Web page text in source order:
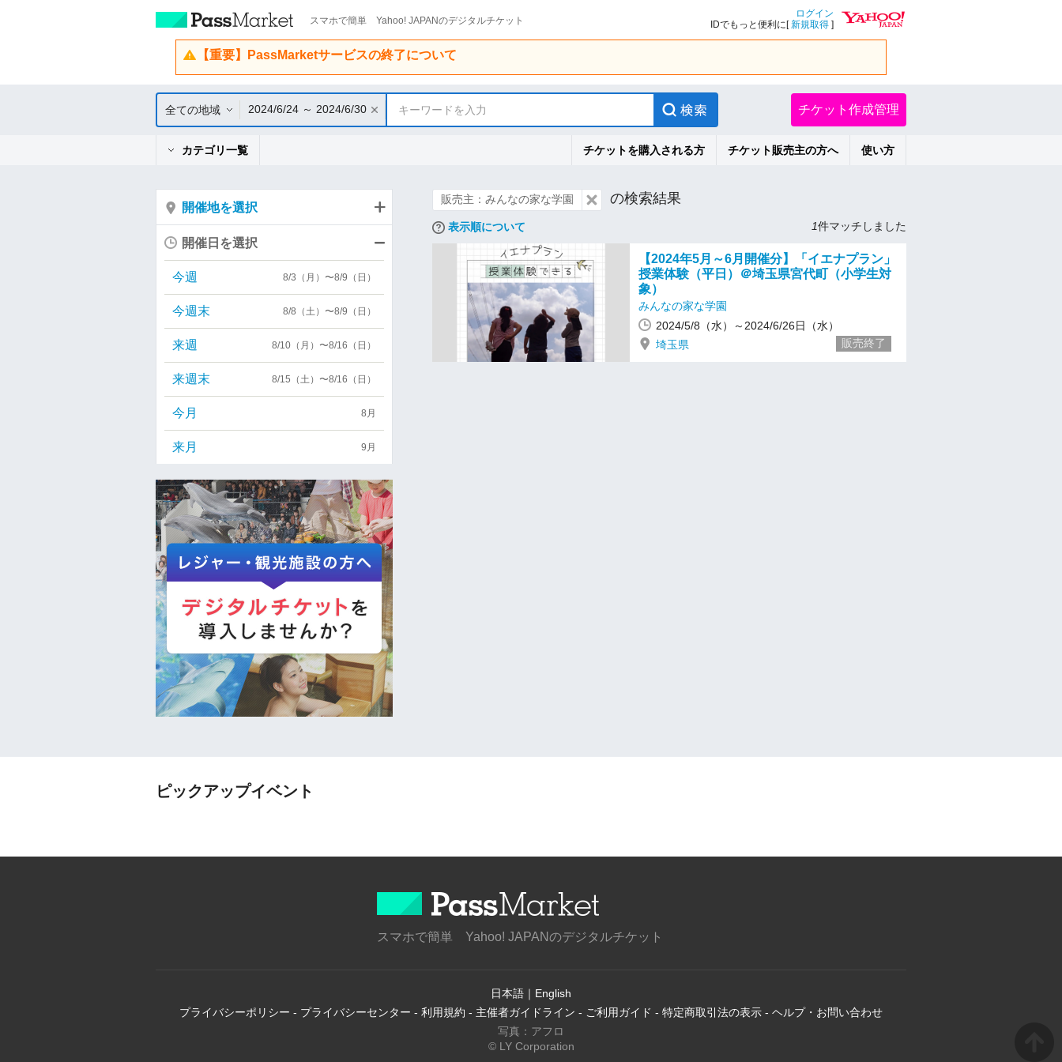
スマホで簡単 Yahoo! JAPANのデジタルチケット
ログイン
IDでもっと便利に[新規取得 ]
【重要】PassMarketサービスの終了について
全ての地域 2024/6/24 ～ 2024/6/30 キーワードを入力 チケット作成管理
カテゴリ一覧 チケットを購入される方 チケット販売主の方へ 使い方
販売主：みんなの家な学園 の検索結果
表示順について 1件マッチしました
【2024年5月～6月開催分】「イエナプラン」
授業体験（平日）＠埼玉県宮代町（小学生対
象）
みんなの家な学園
2024/5/8（水）～2024/6/26日（水）
埼玉県
販売終了
開催地を選択
開催日を選択
今週 8/3（月）〜8/9（日）
今週末 8/8（土）〜8/9（日）
来週 8/10（月）〜8/16（日）
来週末 8/15（土）〜8/16（日）
今月 8月
来月 9月
ピックアップイベント
スマホで簡単 Yahoo! JAPANのデジタルチケット
日本語 ｜ English
プライバシーポリシー - プライバシーセンター - 利用規約 - 主催者ガイドライン - ご利用ガイド - 特定商取引法の表示 - ヘルプ・お問い合わせ
写真：アフロ
© LY Corporation